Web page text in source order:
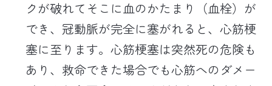
クが破れてそこに血のかたまり（血栓）が
でき、冠動脈が完全に塞がれると、心筋梗
塞に至ります。心筋梗塞は突然死の危険も
あり、救命できた場合でも心筋へのダメー